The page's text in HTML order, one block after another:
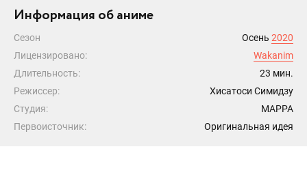
Информация об аниме
Сезон Осень 2020
Лицензировано:
Wakanim
Длительность:
23 мин.
Режиссер:
Хисатоси Симидзу
Студия:
MAPPA
Первоисточник:
Оригинальная идея